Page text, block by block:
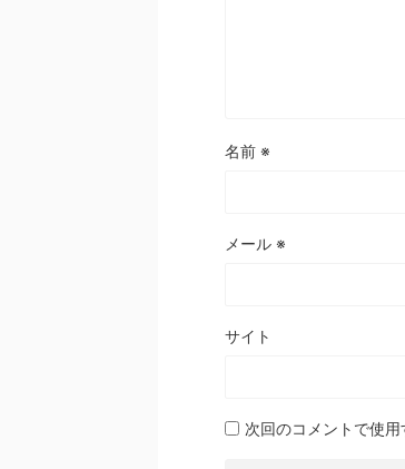
名前 ※
メール ※
サイト
次回のコメントで使